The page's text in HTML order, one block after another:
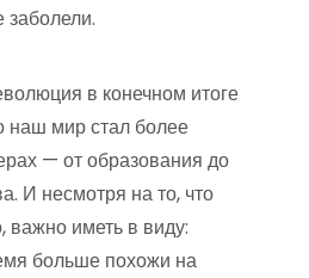
заболели.
в конечном итоге
наш мир стал более
— от образования до
И несмотря на то, что
важно иметь в виду:
больше похожи на